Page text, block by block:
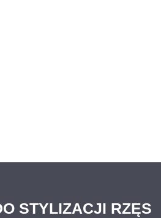
STYLIZACJI RZĘS